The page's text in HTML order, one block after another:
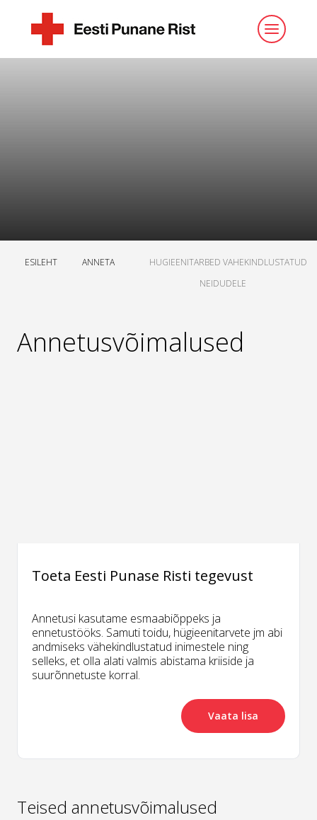
ESILEHT ANNETA
HUGIEENITARBED VAHEKINDLUSTATUD
NEIDUDELE
Annetusvõimalused
Toeta Eesti Punase Risti tegevust
Annetusi kasutame esmaabiõppeks ja
ennetustööks. Samuti toidu, hügieenitarvete jm abi
andmiseks vähekindlustatud inimestele ning
selleks, et olla alati valmis abistama kriiside ja
suurõnnetuste korral.
Vaata lisa
Teised annetusvõimalused